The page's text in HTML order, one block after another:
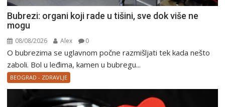
Bubrezi: organi koji rade u tišini, sve dok više ne
mogu
08/08/2026 Alex 0
O bubrezima se uglavnom počne razmišljati tek kada nešto
zaboli. Bol u leđima, kamen u bubregu...
BEOGRAD - ZDRAVLJE